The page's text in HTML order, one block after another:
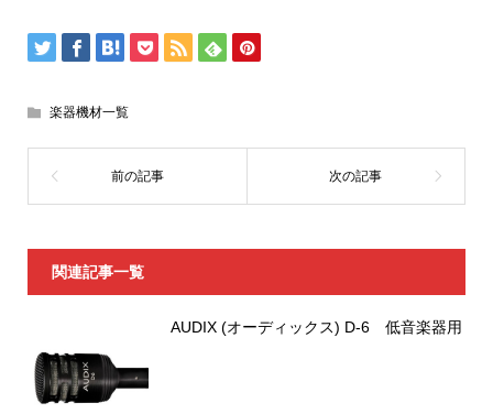
楽器機材一覧
関連記事一覧
AUDIX (オーディックス) D-6 低音楽器用